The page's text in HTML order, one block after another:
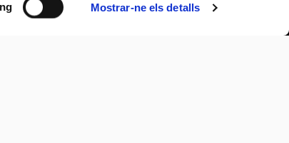
Mostrar-ne els detalls